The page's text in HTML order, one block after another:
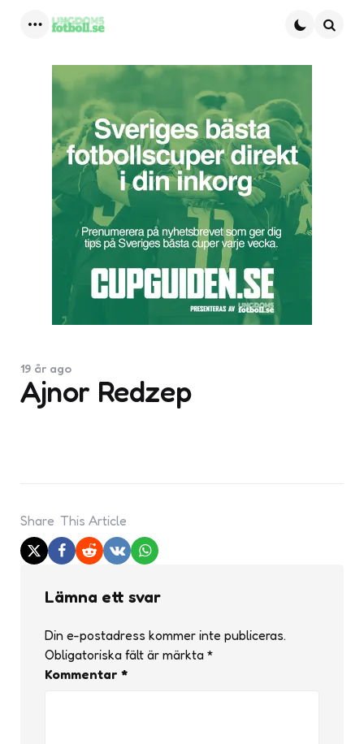
Ajnor Redzep
19 år ago
Share This Article
Lämna ett svar
Din e-postadress kommer inte publiceras.
Obligatoriska fält är märkta *
Kommentar *